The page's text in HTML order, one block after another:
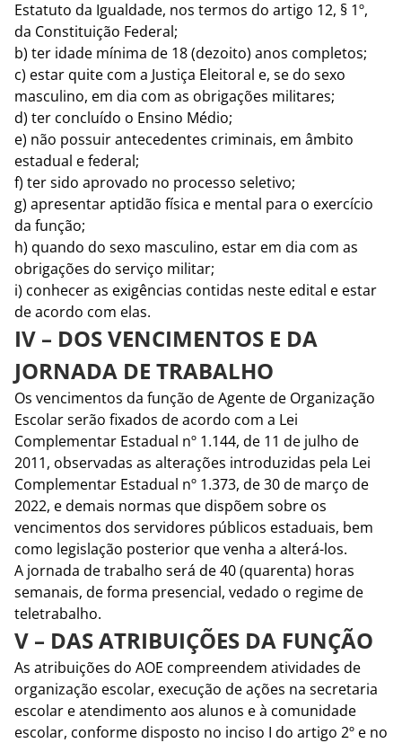
Estatuto da Igualdade, nos termos do artigo 12, § 1º,
da Constituição Federal;
b) ter idade mínima de 18 (dezoito) anos completos;
c) estar quite com a Justiça Eleitoral e, se do sexo
masculino, em dia com as obrigações militares;
d) ter concluído o Ensino Médio;
e) não possuir antecedentes criminais, em âmbito
estadual e federal;
f) ter sido aprovado no processo seletivo;
g) apresentar aptidão física e mental para o exercício
da função;
h) quando do sexo masculino, estar em dia com as
obrigações do serviço militar;
i) conhecer as exigências contidas neste edital e estar
de acordo com elas.
IV – DOS VENCIMENTOS E DA
JORNADA DE TRABALHO
Os vencimentos da função de Agente de Organização
Escolar serão fixados de acordo com a Lei
Complementar Estadual nº 1.144, de 11 de julho de
2011, observadas as alterações introduzidas pela Lei
Complementar Estadual nº 1.373, de 30 de março de
2022, e demais normas que dispõem sobre os
vencimentos dos servidores públicos estaduais, bem
como legislação posterior que venha a alterá-los.
A jornada de trabalho será de 40 (quarenta) horas
semanais, de forma presencial, vedado o regime de
teletrabalho.
V – DAS ATRIBUIÇÕES DA FUNÇÃO
As atribuições do AOE compreendem atividades de
organização escolar, execução de ações na secretaria
escolar e atendimento aos alunos e à comunidade
escolar, conforme disposto no inciso I do artigo 2º e no